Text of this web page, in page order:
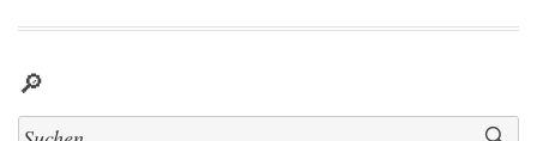
🔎
Suchen